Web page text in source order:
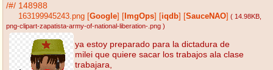
/#/ 148988
163199945243.png Google ImgOps iqdb SauceNAO ( 14.98KB
png-clipart-zapatista-army-of-national-liberation-.png )
ya estoy preparado para la dictadura de
milei que quiere sacar los trabajos ala clase
trabajara,